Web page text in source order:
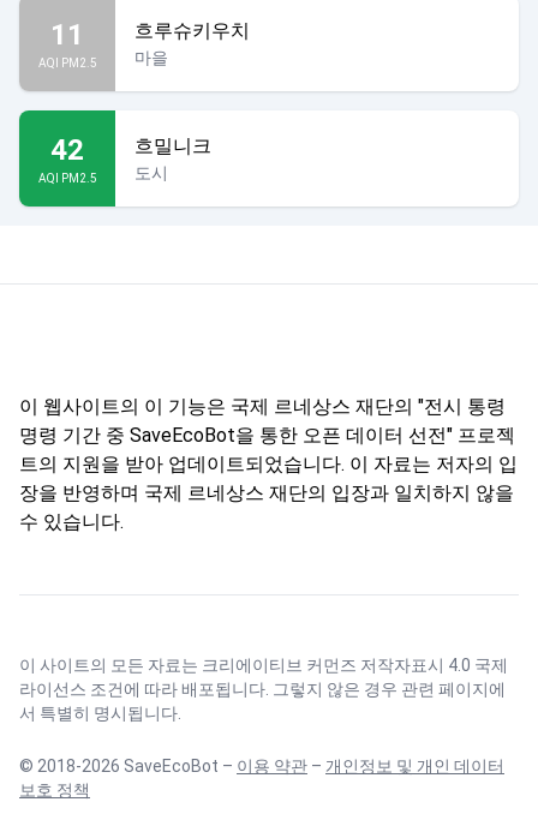
11
AQI PM2.5
흐루슈키우치
마을
42
AQI PM2.5
흐밀니크
도시
이 웹사이트의 이 기능은 국제 르네상스 재단의 "전시 통령
명령 기간 중 SaveEcoBot을 통한 오픈 데이터 선전" 프로젝
트의 지원을 받아 업데이트되었습니다. 이 자료는 저자의 입
장을 반영하며 국제 르네상스 재단의 입장과 일치하지 않을
수 있습니다.
이 사이트의 모든 자료는 크리에이티브 커먼즈 저작자표시 4.0 국제
라이선스 조건에 따라 배포됩니다. 그렇지 않은 경우 관련 페이지에
서 특별히 명시됩니다.
© 2018-2026 SaveEcoBot – 이용 약관 – 개인정보 및 개인 데이터
보호 정책